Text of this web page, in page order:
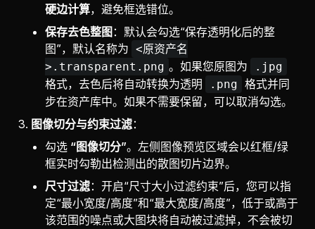
硬边计算，避免框选错位。
保存去色整图 ：默认会勾选“保存透明化后的整
图”，默认名称为 <原资产名
>.transparent.png 。如果您原图为 .jpg
格式，去色后将自动转换为透明 .png 格式并同
步在资产库中。如果不需要保留，可以取消勾选。
图像切分与约束过滤：
勾选 “图像切分”。左侧图像预览区域会以红框/绿
框实时勾勒出检测出的散图切片边界。
尺寸过滤：开启“尺寸大小过滤约束”后，您可以指
定“最小宽度/高度”和“最大宽度/高度”，低于或高于
该范围的噪点或大图块将自动被过滤掉，不会被切